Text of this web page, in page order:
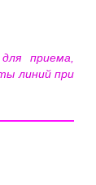
приема,
линий при